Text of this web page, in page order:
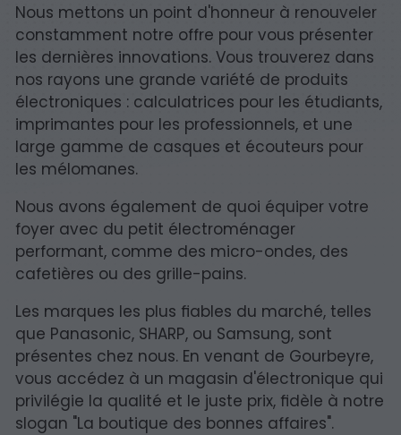
Nous mettons un point d'honneur à renouveler
constamment notre offre pour vous présenter
les dernières innovations. Vous trouverez dans
nos rayons une grande variété de produits
électroniques : calculatrices pour les étudiants,
imprimantes pour les professionnels, et une
large gamme de casques et écouteurs pour
les mélomanes.
Nous avons également de quoi équiper votre
foyer avec du petit électroménager
performant, comme des micro-ondes, des
cafetières ou des grille-pains.
Les marques les plus fiables du marché, telles
que Panasonic, SHARP, ou Samsung, sont
présentes chez nous. En venant de Gourbeyre,
vous accédez à un magasin d'électronique qui
privilégie la qualité et le juste prix, fidèle à notre
slogan "La boutique des bonnes affaires".